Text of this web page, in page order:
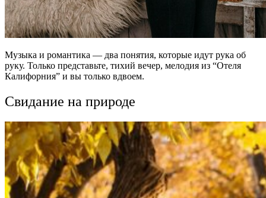
Музыка и романтика — два понятия, которые идут рука об
руку. Только представьте, тихий вечер, мелодия из “Отеля
Калифорния” и вы только вдвоем.
Свидание на природе